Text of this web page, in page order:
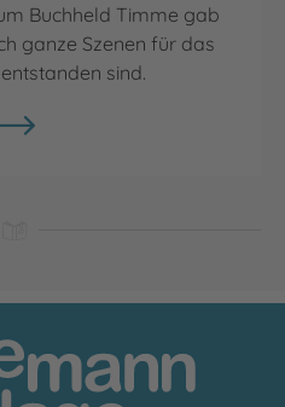
Buchheld Timme gab
ganze Szenen für das
sind.